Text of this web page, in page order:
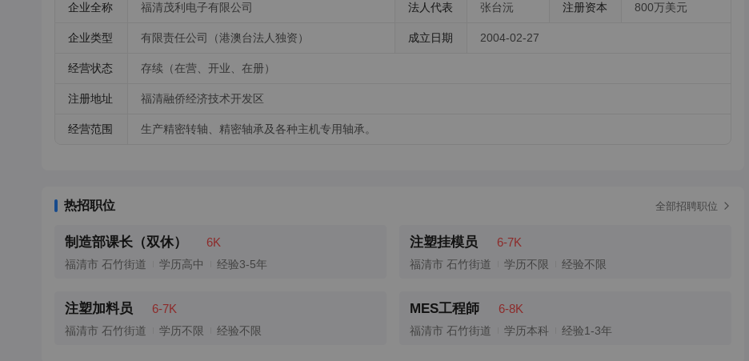
企业全称 福清茂利电子有限公司 法人代表 张台沅 注册资本 800万美元
企业类型 有限责任公司（港澳台法人独资） 成立日期 2004-02-27
经营状态 存续（在营、开业、在册）
注册地址 福清融侨经济技术开发区
经营范围 生产精密转轴、精密轴承及各种主机专用轴承。
热招职位 全部招聘职位
制造部课长（双休） 6K
福清市 石竹街道 学历高中 经验3-5年
注塑挂模员 6-7K
福清市 石竹街道 学历不限 经验不限
注塑加料员 6-7K
福清市 石竹街道 学历不限 经验不限
MES工程師 6-8K
福清市 石竹街道 学历本科 经验1-3年